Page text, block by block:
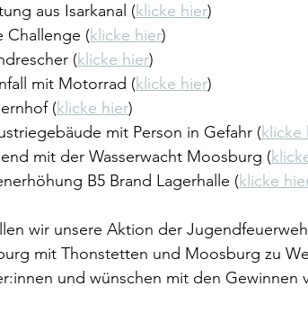
aus Isarkanal (klicke hier)
Jahre Challenge (klicke hier)
Mähdrescher (klicke hier)
mit Motorrad (klicke hier)
Bauernhof (klicke hier)
Industriegebäude mit Person in Gefahr (klicke
mit der Wasserwacht Moosburg (
B5 Brand Lagerhalle (klicke
wir unsere Aktion der
mit Thonstetten und Moosburg zu
und wünschen mit den Gewinnen